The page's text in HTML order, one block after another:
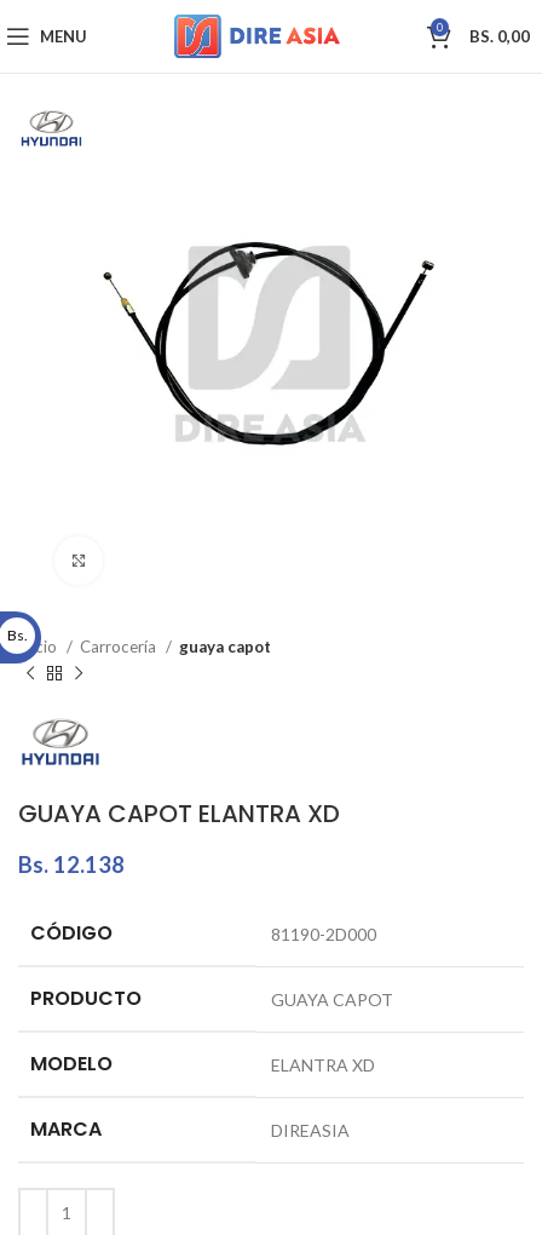
MENU 0 BS. 0,00
Inicio Carrocería guaya capot
GUAYA CAPOT ELANTRA XD
Bs. 12.138
CÓDIGO 81190-2D000
PRODUCTO GUAYA CAPOT
MODELO ELANTRA XD
MARCA DIREASIA
Bs.